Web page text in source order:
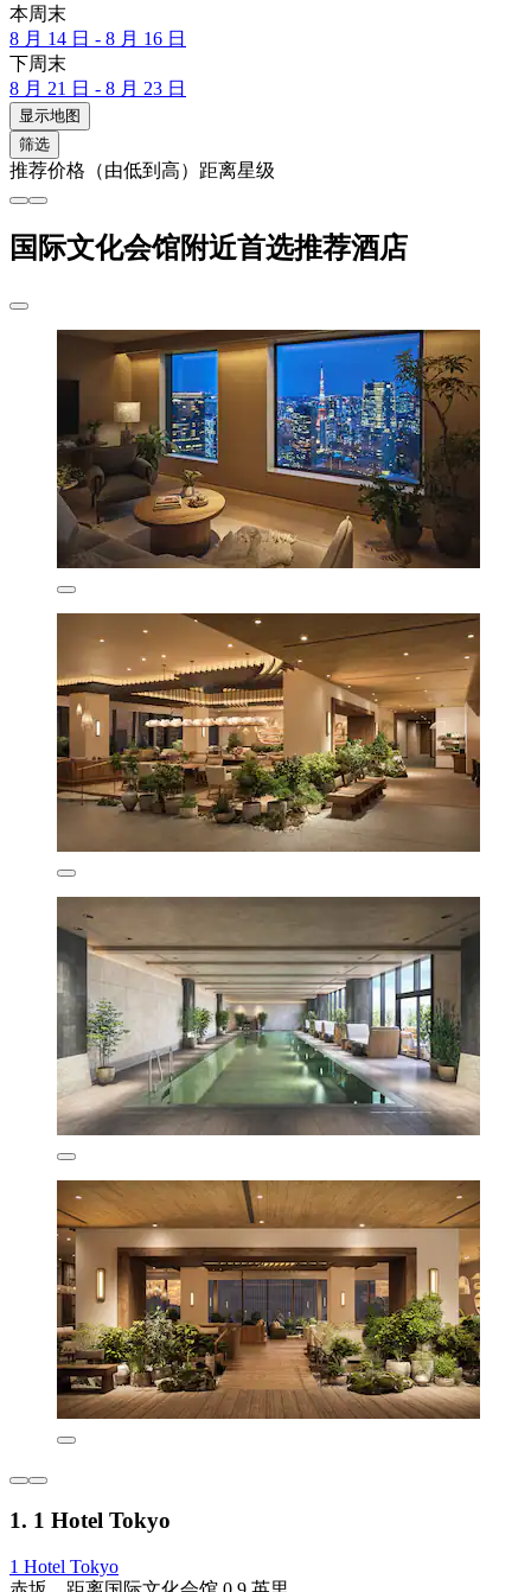
本周末
8 月 14 日 - 8 月 16 日
下周末
8 月 21 日 - 8 月 23 日
显示地图
筛选
推荐价格（由低到高） 距离星级
国际文化会馆附近首选推荐酒店
1. 1 Hotel Tokyo
1 Hotel Tokyo